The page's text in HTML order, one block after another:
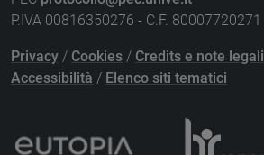
P.IVA 00816350276 - C.F. 80007720271
Privacy / Cookies / Credits e note legali
Accessibilità / Elenco siti tematici